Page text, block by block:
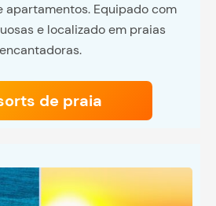
apartamentos. Equipado com
e localizado em praias
encantadoras.
de praia